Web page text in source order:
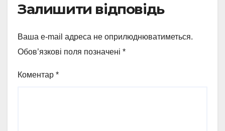
Залишити відповідь
Ваша e-mail адреса не оприлюднюватиметься.
Обов’язкові поля позначені *
Коментар *